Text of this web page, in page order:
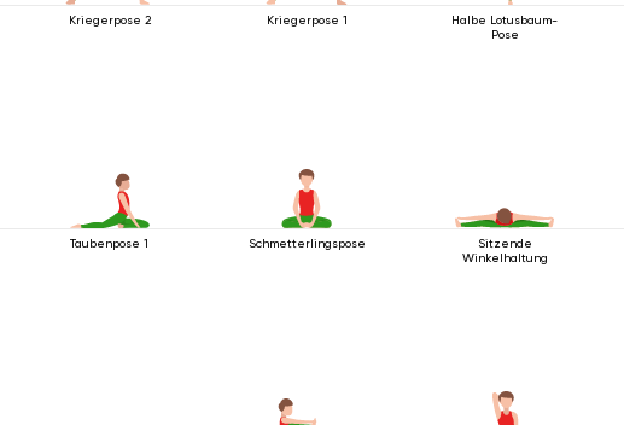
Kriegerpose 2 Kriegerpose 1
Halbe Lotusbaum-
Pose
Taubenpose 1 Schmetterlingspose
Sitzende
Winkelhaltung